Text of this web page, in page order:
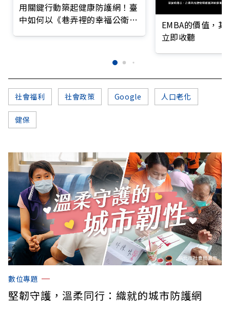
用關鍵行動築起健康防護網！臺
中如何以《巷弄裡的幸福公衛》
EMBA的價值，
立即收聽
社會福利 社會政策 Google 人口老化
健保
數位專題
堅韌守護，溫柔同行：織就的城市防護網